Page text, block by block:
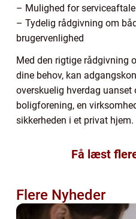
– Mulighed for
– Tydelig rådgivning om
brugervenlighed
Med den rigtige rådgivning
dine behov, kan
overskuelig hverdag
boligforening, en
sikkerheden i et privat hjem.
Få læst
Flere Nyheder